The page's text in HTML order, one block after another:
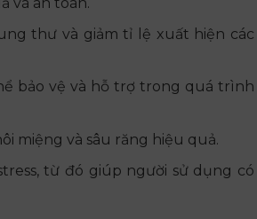
thư và giảm tỉ lệ xuất hiện các
bảo vệ và hỗ trợ trong quá trình
miệng và sâu răng hiệu quả.
từ đó giúp người sử dụng có